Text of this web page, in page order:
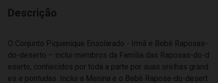
Descrição
O Conjunto Piquenique Ensolarado - Irmã e Bebê Raposas-
do-deserto – inclui membros da Família das Raposas-do-d
eserto, conhecidos por toda a parte por suas orelhas grand
es e pontudas. Inclui a Menina e o Bebê Raposa-do-desert